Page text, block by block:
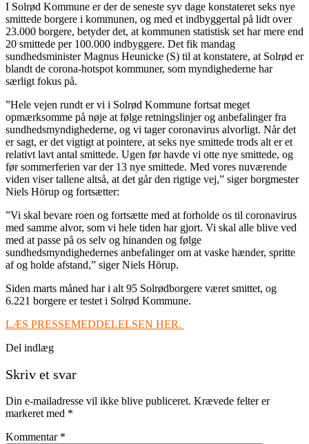
I Solrød Kommune er der de seneste syv dage konstateret seks nye
smittede borgere i kommunen, og med et indbyggertal på lidt over
23.000 borgere, betyder det, at kommunen statistisk set har mere end
20 smittede per 100.000 indbyggere. Det fik mandag
sundhedsminister Magnus Heunicke (S) til at konstatere, at Solrød er
blandt de corona-hotspot kommuner, som myndighederne har
særligt fokus på.
”Hele vejen rundt er vi i Solrød Kommune fortsat meget
opmærksomme på nøje at følge retningslinjer og anbefalinger fra
sundhedsmyndighederne, og vi tager coronavirus alvorligt. Når det
er sagt, er det vigtigt at pointere, at seks nye smittede trods alt er et
relativt lavt antal smittede. Ugen før havde vi otte nye smittede, og
før sommerferien var der 13 nye smittede. Med vores nuværende
viden viser tallene altså, at det går den rigtige vej,” siger borgmester
Niels Hörup og fortsætter:
”Vi skal bevare roen og fortsætte med at forholde os til coronavirus
med samme alvor, som vi hele tiden har gjort. Vi skal alle blive ved
med at passe på os selv og hinanden og følge
sundhedsmyndighedernes anbefalinger om at vaske hænder, spritte
af og holde afstand,” siger Niels Hörup.
Siden marts måned har i alt 95 Solrødborgere været smittet, og
6.221 borgere er testet i Solrød Kommune.
LÆS PRESSEMEDDELELSEN HER.
Del indlæg
Skriv et svar
Din e-mailadresse vil ikke blive publiceret. Krævede felter er
markeret med *
Kommentar *